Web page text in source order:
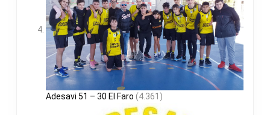
Adesavi 51 – 30 El Faro (4.361)